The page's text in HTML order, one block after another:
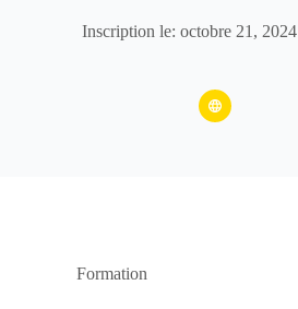
Inscription le: octobre 21, 2024
Formation